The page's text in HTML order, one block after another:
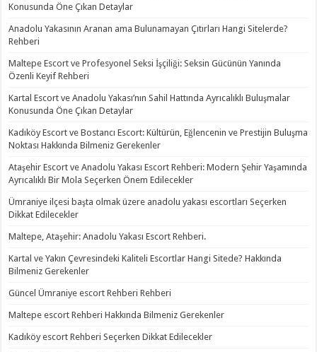
Konusunda Öne Çıkan Detaylar
Anadolu Yakasının Aranan ama Bulunamayan Çıtırları Hangi Sitelerde?
Rehberi
Maltepe Escort ve Profesyonel Seksi İşçiliği: Seksin Gücünün Yanında
Özenli Keyif Rehberi
Kartal Escort ve Anadolu Yakası’nın Sahil Hattında Ayrıcalıklı Buluşmalar
Konusunda Öne Çıkan Detaylar
Kadıköy Escort ve Bostancı Escort: Kültürün, Eğlencenin ve Prestijin Buluşma
Noktası Hakkında Bilmeniz Gerekenler
Ataşehir Escort ve Anadolu Yakası Escort Rehberi: Modern Şehir Yaşamında
Ayrıcalıklı Bir Mola Seçerken Önem Edilecekler
Ümraniye ilçesi başta olmak üzere anadolu yakası escortları Seçerken
Dikkat Edilecekler
Maltepe, Ataşehir: Anadolu Yakası Escort Rehberi.
Kartal ve Yakın Çevresindeki Kaliteli Escortlar Hangi Sitede? Hakkında
Bilmeniz Gerekenler
Güncel Ümraniye escort Rehberi Rehberi
Maltepe escort Rehberi Hakkında Bilmeniz Gerekenler
Kadıköy escort Rehberi Seçerken Dikkat Edilecekler